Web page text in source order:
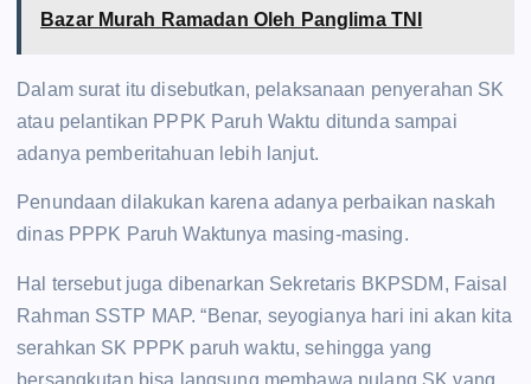
Bazar Murah Ramadan Oleh Panglima TNI
Dalam surat itu disebutkan, pelaksanaan penyerahan SK
atau pelantikan PPPK Paruh Waktu ditunda sampai
adanya pemberitahuan lebih lanjut.
Penundaan dilakukan karena adanya perbaikan naskah
dinas PPPK Paruh Waktunya masing-masing.
Hal tersebut juga dibenarkan Sekretaris BKPSDM, Faisal
Rahman SSTP MAP. “Benar, seyogianya hari ini akan kita
serahkan SK PPPK paruh waktu, sehingga yang
bersangkutan bisa langsung membawa pulang SK yang